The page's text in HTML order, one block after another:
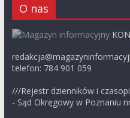
O nas
telefon: 784 901 059
///Rejestr dzienników i
- Sąd Okręgowy w Poznaniu